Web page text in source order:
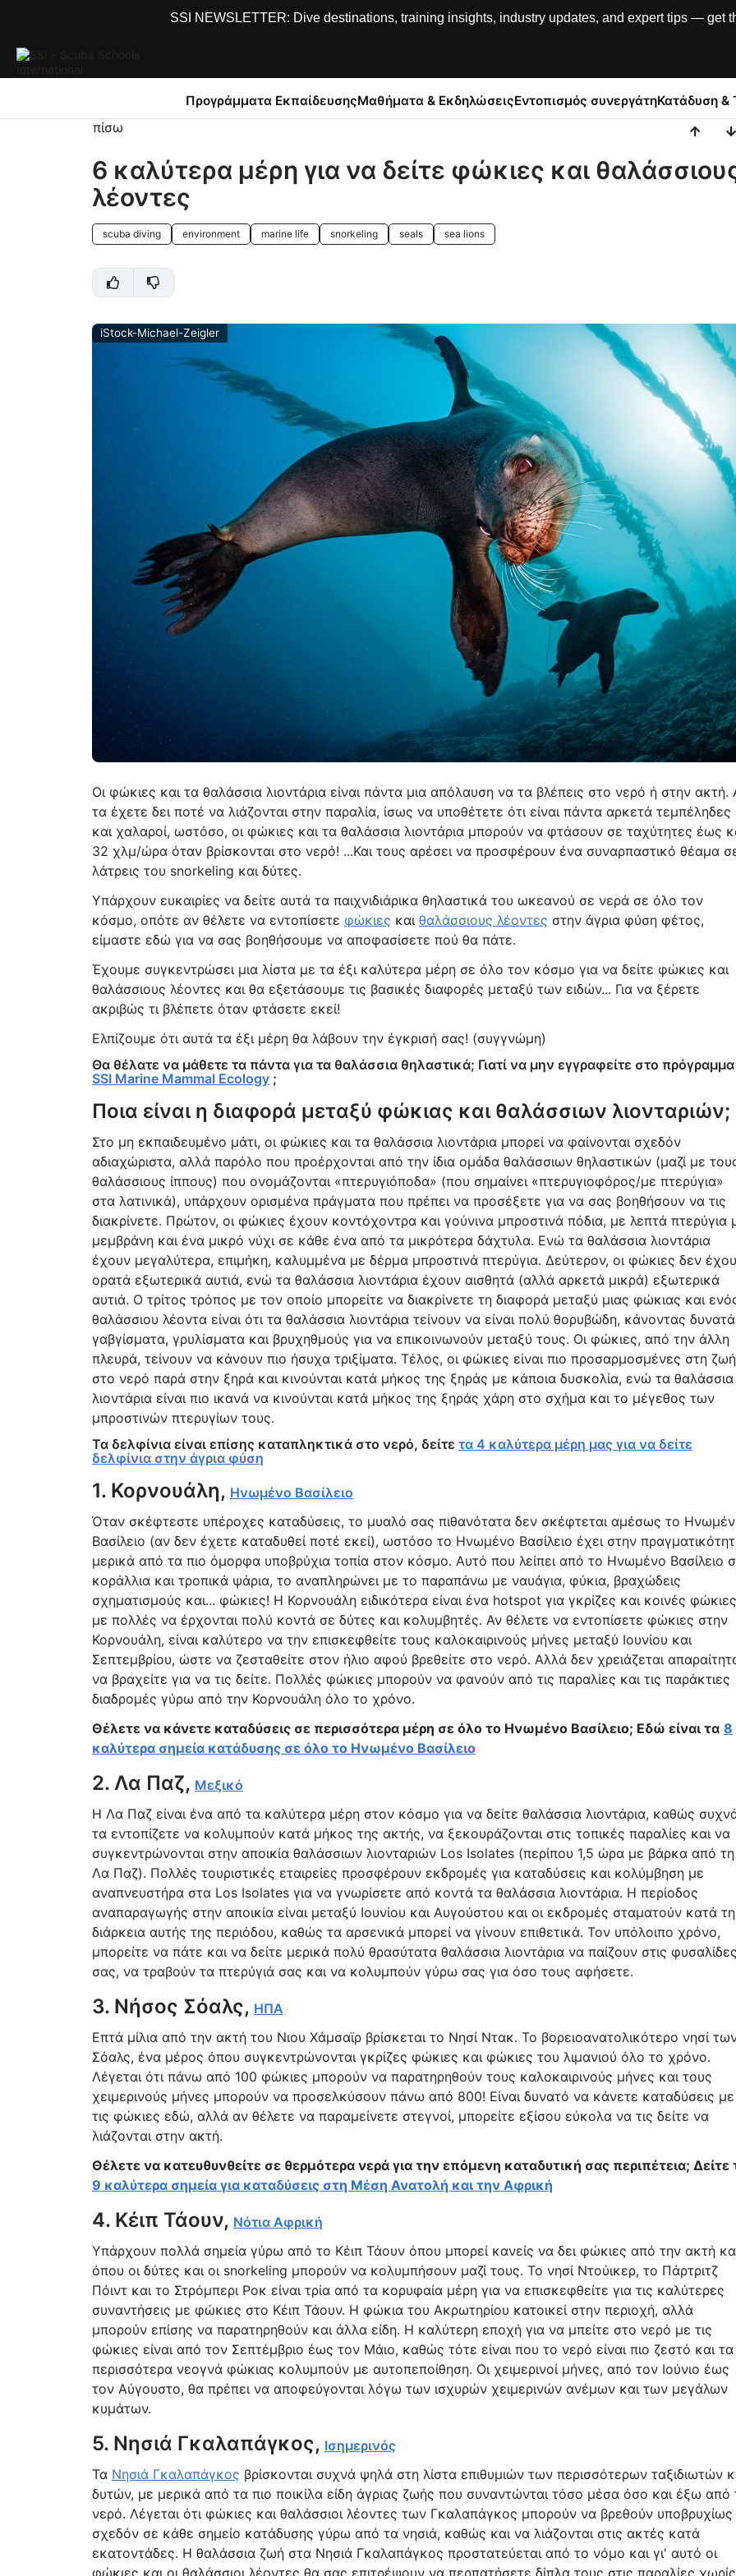
SSI NEWSLETTER: Dive destinations, training insights, industry updates, and expert tips — get
Προγράμματα ΕκπαίδευσηςΜαθήματα & ΕκδηλώσειςΕντοπισμός συνεργάτηΚατάδυση &
πίσω
6 καλύτερα μέρη για να δείτε φώκιες και
λέοντες
scuba diving environment marine life snorkeling seals sea lions
iStock-Michael-Zeigler
Οι φώκιες και τα θαλάσσια λιοντάρια είναι πάντα μια απόλαυση να τα βλέπεις στο νερό ή στην ακτή.
τα έχετε δει ποτέ να λιάζονται στην παραλία, ίσως να υποθέτετε ότι είναι πάντα αρκετά τεμπέληδες
και χαλαροί, ωστόσο, οι φώκιες και τα θαλάσσια λιοντάρια μπορούν να φτάσουν σε ταχύτητες έως
32 χλμ/ώρα όταν βρίσκονται στο νερό! ...Και τους αρέσει να προσφέρουν ένα συναρπαστικό θέαμα
λάτρεις του snorkeling και δύτες.
Υπάρχουν ευκαιρίες να δείτε αυτά τα παιχνιδιάρικα θηλαστικά του ωκεανού σε νερά σε όλο τον
κόσμο, οπότε αν θέλετε να εντοπίσετε φώκιες και θαλάσσιους λέοντες στην άγρια φύση φέτος,
είμαστε εδώ για να σας βοηθήσουμε να αποφασίσετε πού θα πάτε.
Έχουμε συγκεντρώσει μια λίστα με τα έξι καλύτερα μέρη σε όλο τον κόσμο για να δείτε φώκιες και
θαλάσσιους λέοντες και θα εξετάσουμε τις βασικές διαφορές μεταξύ των ειδών... Για να ξέρετε
ακριβώς τι βλέπετε όταν φτάσετε εκεί!
Ελπίζουμε ότι αυτά τα έξι μέρη θα λάβουν την έγκρισή σας! (συγγνώμη)
Θα θέλατε να μάθετε τα πάντα για τα θαλάσσια θηλαστικά; Γιατί να μην εγγραφείτε στο πρόγραμμα
SSI Marine Mammal Ecology;
Ποια είναι η διαφορά μεταξύ φώκιας και θαλάσσιων λιονταριών;
Στο μη εκπαιδευμένο μάτι, οι φώκιες και τα θαλάσσια λιοντάρια μπορεί να φαίνονται σχεδόν
αδιαχώριστα, αλλά παρόλο που προέρχονται από την ίδια ομάδα θαλάσσιων θηλαστικών (μαζί με
θαλάσσιους ίππους) που ονομάζονται «πτερυγιόποδα» (που σημαίνει «πτερυγιοφόρος/με πτερύγια»
στα λατινικά), υπάρχουν ορισμένα πράγματα που πρέπει να προσέξετε για να σας βοηθήσουν να τις
διακρίνετε. Πρώτον, οι φώκιες έχουν κοντόχοντρα και γούνινα μπροστινά πόδια, με λεπτά πτερύγια
μεμβράνη και ένα μικρό νύχι σε κάθε ένα από τα μικρότερα δάχτυλα. Ενώ τα θαλάσσια λιοντάρια
έχουν μεγαλύτερα, επιμήκη, καλυμμένα με δέρμα μπροστινά πτερύγια. Δεύτερον, οι φώκιες δεν
ορατά εξωτερικά αυτιά, ενώ τα θαλάσσια λιοντάρια έχουν αισθητά (αλλά αρκετά μικρά) εξωτερικά
αυτιά. Ο τρίτος τρόπος με τον οποίο μπορείτε να διακρίνετε τη διαφορά μεταξύ μιας φώκιας και
θαλάσσιου λέοντα είναι ότι τα θαλάσσια λιοντάρια τείνουν να είναι πολύ θορυβώδη, κάνοντας δυνατά
γαβγίσματα, γρυλίσματα και βρυχηθμούς για να επικοινωνούν μεταξύ τους. Οι φώκιες, από την άλλη
πλευρά, τείνουν να κάνουν πιο ήσυχα τριξίματα. Τέλος, οι φώκιες είναι πιο προσαρμοσμένες στη ζωή
στο νερό παρά στην ξηρά και κινούνται κατά μήκος της ξηράς με κάποια δυσκολία, ενώ τα θαλάσσια
λιοντάρια είναι πιο ικανά να κινούνται κατά μήκος της ξηράς χάρη στο σχήμα και το μέγεθος των
μπροστινών πτερυγίων τους.
Τα δελφίνια είναι επίσης καταπληκτικά στο νερό, δείτε τα 4 καλύτερα μέρη μας για να δείτε
δελφίνια στην άγρια φύση
1. Κορνουάλη, Ηνωμένο Βασίλειο
Όταν σκέφτεστε υπέροχες καταδύσεις, το μυαλό σας πιθανότατα δεν σκέφτεται αμέσως το
Βασίλειο (αν δεν έχετε καταδυθεί ποτέ εκεί), ωστόσο το Ηνωμένο Βασίλειο έχει στην
μερικά από τα πιο όμορφα υποβρύχια τοπία στον κόσμο. Αυτό που λείπει από το Ηνωμένο Βασίλειο
κοράλλια και τροπικά ψάρια, το αναπληρώνει με το παραπάνω με ναυάγια, φύκια, βραχώδεις
σχηματισμούς και... φώκιες! Η Κορνουάλη ειδικότερα είναι ένα hotspot για γκρίζες και κοινές
με πολλές να έρχονται πολύ κοντά σε δύτες και κολυμβητές. Αν θέλετε να εντοπίσετε φώκιες στην
Κορνουάλη, είναι καλύτερο να την επισκεφθείτε τους καλοκαιρινούς μήνες μεταξύ Ιουνίου και
Σεπτεμβρίου, ώστε να ζεσταθείτε στον ήλιο αφού βρεθείτε στο νερό. Αλλά δεν χρειάζεται
να βραχείτε για να τις δείτε. Πολλές φώκιες μπορούν να φανούν από τις παραλίες και τις παράκτιες
διαδρομές γύρω από την Κορνουάλη όλο το χρόνο.
Θέλετε να κάνετε καταδύσεις σε περισσότερα μέρη σε όλο το Ηνωμένο Βασίλειο; Εδώ είναι τα 8
καλύτερα σημεία κατάδυσης σε όλο το Ηνωμένο Βασίλειο
2. Λα Παζ, Μεξικό
Η Λα Παζ είναι ένα από τα καλύτερα μέρη στον κόσμο για να δείτε θαλάσσια λιοντάρια, καθώς
τα εντοπίζετε να κολυμπούν κατά μήκος της ακτής, να ξεκουράζονται στις τοπικές παραλίες και να
συγκεντρώνονται στην αποικία θαλάσσιων λιονταριών Los Isolates (περίπου 1,5 ώρα με βάρκα από τη
Λα Παζ). Πολλές τουριστικές εταιρείες προσφέρουν εκδρομές για καταδύσεις και κολύμβηση με
αναπνευστήρα στα Los Isolates για να γνωρίσετε από κοντά τα θαλάσσια λιοντάρια. Η περίοδος
αναπαραγωγής στην αποικία είναι μεταξύ Ιουνίου και Αυγούστου και οι εκδρομές σταματούν κατά τη
διάρκεια αυτής της περιόδου, καθώς τα αρσενικά μπορεί να γίνουν επιθετικά. Τον υπόλοιπο χρόνο,
μπορείτε να πάτε και να δείτε μερικά πολύ θρασύτατα θαλάσσια λιοντάρια να παίζουν στις φυσαλίδες
σας, να τραβούν τα πτερύγιά σας και να κολυμπούν γύρω σας για όσο τους αφήσετε.
3. Νήσος Σόαλς, ΗΠΑ
Επτά μίλια από την ακτή του Νιου Χάμσαϊρ βρίσκεται το Νησί Ντακ. Το βορειοανατολικότερο νησί
Σόαλς, ένα μέρος όπου συγκεντρώνονται γκρίζες φώκιες και φώκιες του λιμανιού όλο το χρόνο.
Λέγεται ότι πάνω από 100 φώκιες μπορούν να παρατηρηθούν τους καλοκαιρινούς μήνες και τους
χειμερινούς μήνες μπορούν να προσελκύσουν πάνω από 800! Είναι δυνατό να κάνετε καταδύσεις με
τις φώκιες εδώ, αλλά αν θέλετε να παραμείνετε στεγνοί, μπορείτε εξίσου εύκολα να τις δείτε να
λιάζονται στην ακτή.
Θέλετε να κατευθυνθείτε σε θερμότερα νερά για την επόμενη καταδυτική σας περιπέτεια; Δείτε
9 καλύτερα σημεία για καταδύσεις στη Μέση Ανατολή και την Αφρική
4. Κέιπ Τάουν, Νότια Αφρική
Υπάρχουν πολλά σημεία γύρω από το Κέιπ Τάουν όπου μπορεί κανείς να δει φώκιες από την ακτή
όπου οι δύτες και οι snorkeling μπορούν να κολυμπήσουν μαζί τους. Το νησί Ντούικερ, το Πάρτριτζ
Πόιντ και το Στρόμπερι Ροκ είναι τρία από τα κορυφαία μέρη για να επισκεφθείτε για τις καλύτερες
συναντήσεις με φώκιες στο Κέιπ Τάουν. Η φώκια του Ακρωτηρίου κατοικεί στην περιοχή, αλλά
μπορούν επίσης να παρατηρηθούν και άλλα είδη. Η καλύτερη εποχή για να μπείτε στο νερό με τις
φώκιες είναι από τον Σεπτέμβριο έως τον Μάιο, καθώς τότε είναι που το νερό είναι πιο ζεστό και τα
περισσότερα νεογνά φώκιας κολυμπούν με αυτοπεποίθηση. Οι χειμερινοί μήνες, από τον Ιούνιο έως
τον Αύγουστο, θα πρέπει να αποφεύγονται λόγω των ισχυρών χειμερινών ανέμων και των μεγάλων
κυμάτων.
5. Νησιά Γκαλαπάγκος, Ισημερινός
Τα Νησιά Γκαλαπάγκος βρίσκονται συχνά ψηλά στη λίστα επιθυμιών των περισσότερων ταξιδιωτών
δυτών, με μερικά από τα πιο ποικίλα είδη άγριας ζωής που συναντώνται τόσο μέσα όσο και έξω από
νερό. Λέγεται ότι φώκιες και θαλάσσιοι λέοντες των Γκαλαπάγκος μπορούν να βρεθούν υποβρυχίως
σχεδόν σε κάθε σημείο κατάδυσης γύρω από τα νησιά, καθώς και να λιάζονται στις ακτές κατά
εκατοντάδες. Η θαλάσσια ζωή στα Νησιά Γκαλαπάγκος προστατεύεται από το νόμο και γι' αυτό οι
φώκιες και οι θαλάσσιοι λέοντες θα σας επιτρέψουν να περπατήσετε δίπλα τους στις παραλίες χωρίς